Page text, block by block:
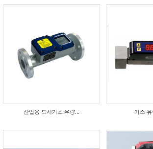
산업용 도시가스 유량... 가스